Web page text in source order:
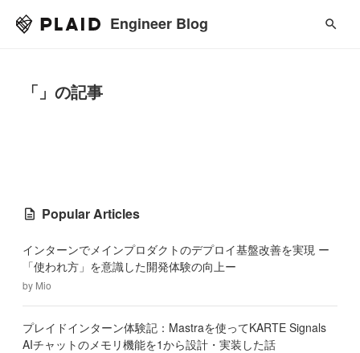
Engineer Blog
「」の記事
Popular Articles
インターンでメインプロダクトのデプロイ基盤改善を実現 ー
「使われ方」を意識した開発体験の向上ー
by Mio
プレイドインターン体験記：Mastraを使ってKARTE Signals
AIチャットのメモリ機能を1から設計・実装した話